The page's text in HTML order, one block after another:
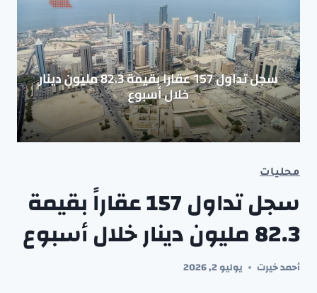
محليات
سجل تداول 157 عقاراً بقيمة
82.3 مليون دينار خلال أسبوع
أحمد خيرت يوليو 2, 2026